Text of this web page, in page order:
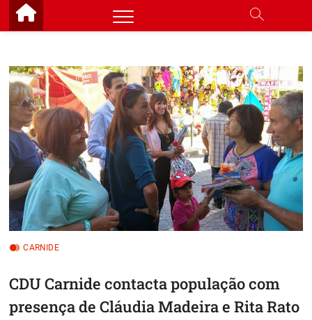
Skip
CARNIDE
CDU Carnide contacta população com
presença de Cláudia Madeira e Rita Rato